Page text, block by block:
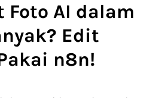
Foto AI dalam
Edit
n8n!